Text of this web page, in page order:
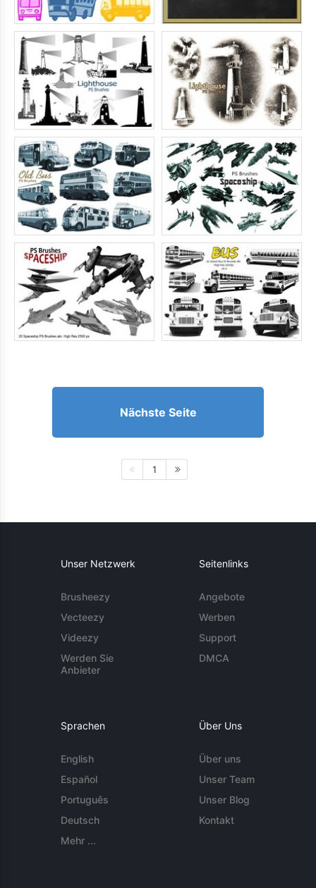
Nächste Seite
1
Unser Netzwerk
Brusheezy
Vecteezy
Videezy
Werden Sie
Anbieter
Seitenlinks
Angebote
Werben
Support
DMCA
Sprachen
English
Español
Português
Deutsch
Mehr ...
Über Uns
Über uns
Unser Team
Unser Blog
Kontakt